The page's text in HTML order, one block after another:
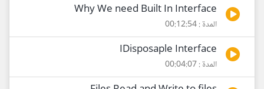
Why We need Built In Interface
المدة : 00:12:54
IDisposaple Interface
المدة : 00:04:07